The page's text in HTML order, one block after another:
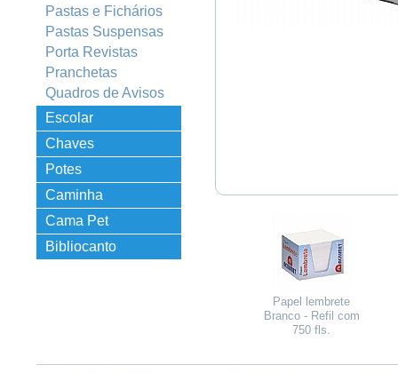
Pastas e Fichários
Pastas Suspensas
Porta Revistas
Pranchetas
Quadros de Avisos
Escolar
Chaves
Potes
Organizadores
Caminha
Empilhável
Cama Pet
Bibliocanto
Papel lembrete
Branco - Refil com
750 fls.